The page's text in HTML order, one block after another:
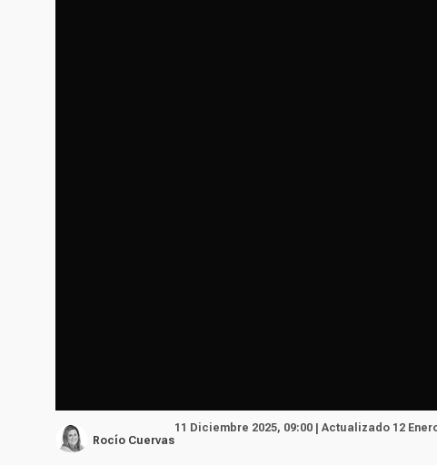
Rocío Cuervas
11 Diciembre 2025, 09:00 | Actualizado 12